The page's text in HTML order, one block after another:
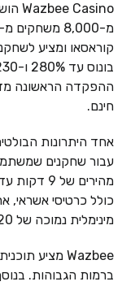
קוראסאו ומציע
חינם.
עבור שחקנים
כולל כרטיסי אשראי,
מינימלית נמוכה של €10-20.